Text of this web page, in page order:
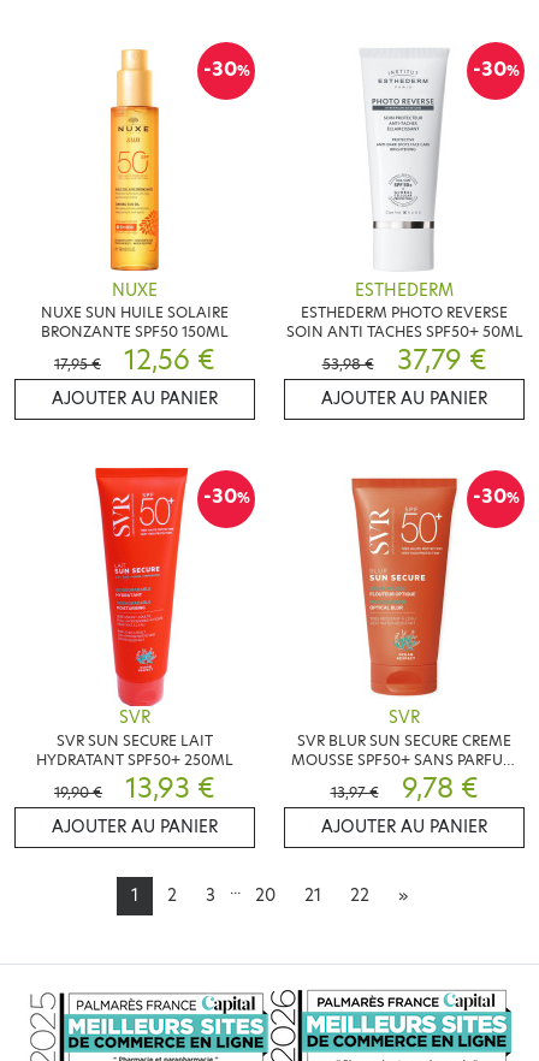
-30%
NUXE
NUXE SUN HUILE SOLAIRE
BRONZANTE SPF50 150ML
17,95 €
12,56 €
AJOUTER AU PANIER
-30%
ESTHEDERM
ESTHEDERM PHOTO REVERSE
SOIN ANTI TACHES SPF50+ 50ML
53,98 €
37,79 €
AJOUTER AU PANIER
-30%
SVR
SVR SUN SECURE LAIT
HYDRATANT SPF50+ 250ML
19,90 €
13,93 €
AJOUTER AU PANIER
-30%
SVR
SVR BLUR SUN SECURE CREME
MOUSSE SPF50+ SANS PARFUM
50ML
13,97 € 9,78 €
AJOUTER AU PANIER
1 2 3 ... 20 21 22 »